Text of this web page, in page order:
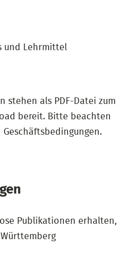
und Lehrmittel
stehen als PDF-Datei zum
bereit. Bitte beachten
Publikationen erhalten,